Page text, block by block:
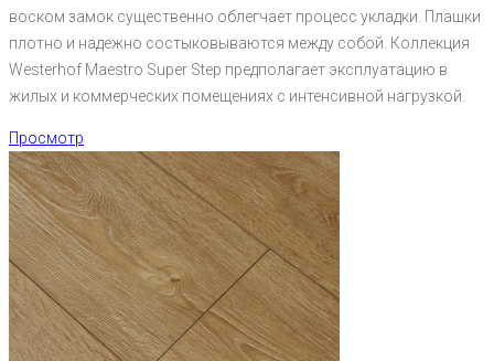
воском замок существенно облегчает процесс укладки. Плашки
плотно и надежно состыковываются между собой. Коллекция
Westerhof Maestro Super Step предполагает эксплуатацию в
жилых и коммерческих помещениях с интенсивной нагрузкой.
Просмотр